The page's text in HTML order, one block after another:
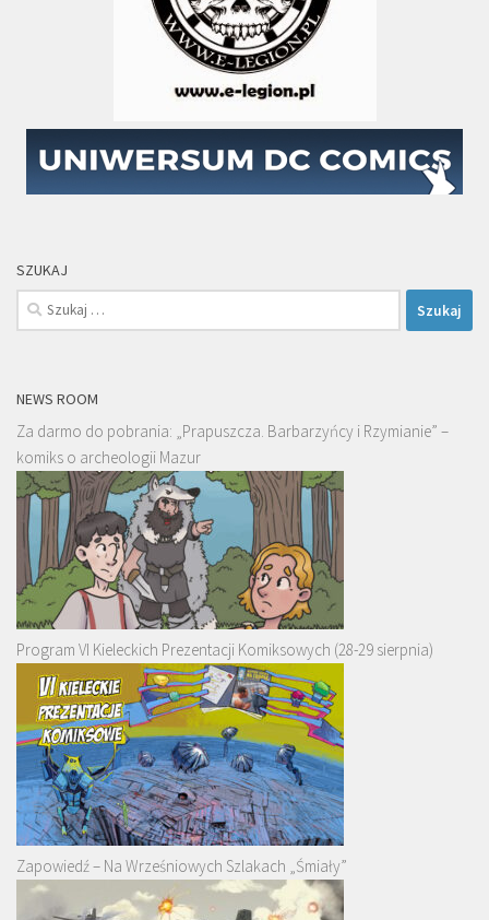
SZUKAJ
Szukaj:
NEWS ROOM
Za darmo do pobrania: „Prapuszcza. Barbarzyńcy i Rzymianie” –
komiks o archeologii Mazur
Program VI Kieleckich Prezentacji Komiksowych (28-29 sierpnia)
Zapowiedź – Na Wrześniowych Szlakach „Śmiały”